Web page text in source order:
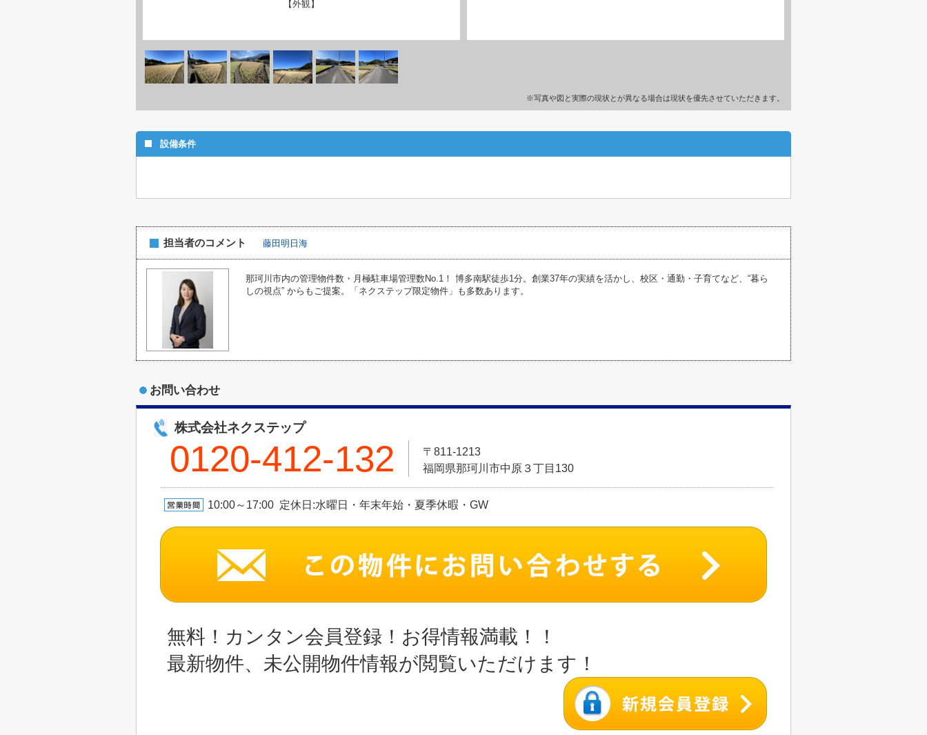
【外観】
※写真や図と実際の現状とが異なる場合は現状を優先させていただきます。
設備条件
担当者のコメント 藤田明日海
那珂川市内の管理物件数・月極駐車場管理数No.1！ 博多南駅徒歩1分。創業37年の実績を活かし、校区・通勤・子育てなど、“暮ら
しの視点” からもご提案。「ネクステップ限定物件」も多数あります。
お問い合わせ
株式会社ネクステップ
0120-412-132
〒811-1213
福岡県那珂川市中原３丁目130
10:00～17:00 定休日:水曜日・年末年始・夏季休暇・GW
無料！カンタン会員登録！お得情報満載！！
最新物件、未公開物件情報が閲覧いただけます！